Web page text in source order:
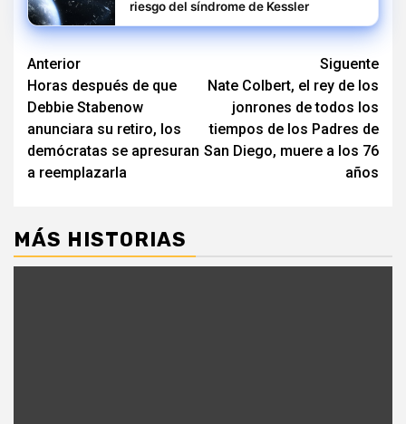
riesgo del síndrome de Kessler
Navegación
de
entradas
Anterior
Horas después de que
Debbie Stabenow
anunciara su retiro, los
demócratas se apresuran
a reemplazarla
Siguente
Nate Colbert, el rey de los
jonrones de todos los
tiempos de los Padres de
San Diego, muere a los 76
años
MÁS HISTORIAS